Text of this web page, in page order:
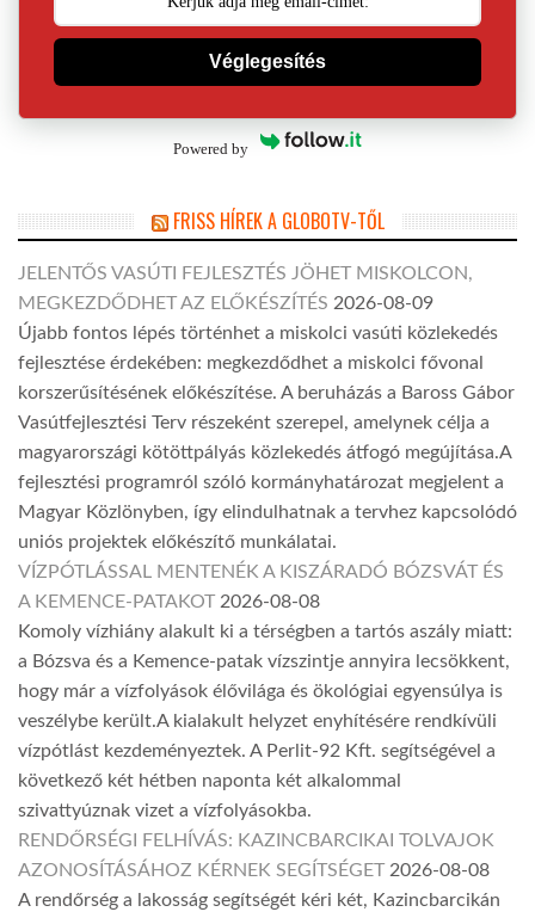
Véglegesítés
Powered by
FRISS HÍREK A GLOBOTV-TŐL
JELENTŐS VASÚTI FEJLESZTÉS JÖHET MISKOLCON,
MEGKEZDŐDHET AZ ELŐKÉSZÍTÉS 2026-08-09
Újabb fontos lépés történhet a miskolci vasúti közlekedés
fejlesztése érdekében: megkezdődhet a miskolci fővonal
korszerűsítésének előkészítése. A beruházás a Baross Gábor
Vasútfejlesztési Terv részeként szerepel, amelynek célja a
magyarországi kötöttpályás közlekedés átfogó megújítása.A
fejlesztési programról szóló kormányhatározat megjelent a
Magyar Közlönyben, így elindulhatnak a tervhez kapcsolódó
uniós projektek előkészítő munkálatai.
VÍZPÓTLÁSSAL MENTENÉK A KISZÁRADÓ BÓZSVÁT ÉS
A KEMENCE-PATAKOT 2026-08-08
Komoly vízhiány alakult ki a térségben a tartós aszály miatt:
a Bózsva és a Kemence-patak vízszintje annyira lecsökkent,
hogy már a vízfolyások élővilága és ökológiai egyensúlya is
veszélybe került.A kialakult helyzet enyhítésére rendkívüli
vízpótlást kezdeményeztek. A Perlit-92 Kft. segítségével a
következő két hétben naponta két alkalommal
szivattyúznak vizet a vízfolyásokba.
RENDŐRSÉGI FELHÍVÁS: KAZINCBARCIKAI TOLVAJOK
AZONOSÍTÁSÁHOZ KÉRNEK SEGÍTSÉGET 2026-08-08
A rendőrség a lakosság segítségét kéri két, Kazincbarcikán